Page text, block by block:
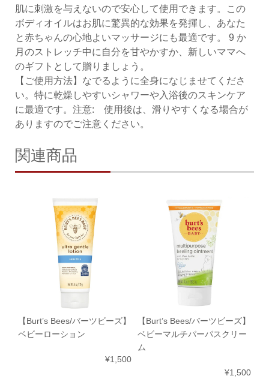
肌に刺激を与えないので安心して使用できます。この
ボディオイルはお肌に驚異的な効果を発揮し、あなた
と赤ちゃんの心地よいマッサージにも最適です。 9 か
月のストレッチ中に自分を甘やかすか、新しいママへ
のギフトとして贈りましょう。
【ご使用方法】なでるように全身になじませてくださ
い。特に乾燥しやすいシャワーや入浴後のスキンケア
に最適です。注意: 使用後は、滑りやすくなる場合が
ありますのでご注意ください。
関連商品
【Burt’s Bees/バーツビーズ】
ベビーローション
¥1,500
【Burt’s Bees/バーツビーズ】
ベビーマルチパーパスクリー
ム
¥1,500